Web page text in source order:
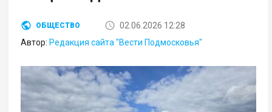
ОБЩЕСТВО
02.06.2026 12:28
Автор: Редакция сайта "Вести Подмосковья"